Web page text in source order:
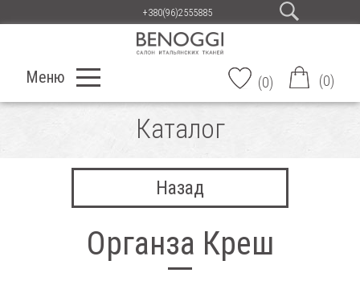
+380(96)2555885
Меню (0) (0)
Каталог
Назад
Органза Креш